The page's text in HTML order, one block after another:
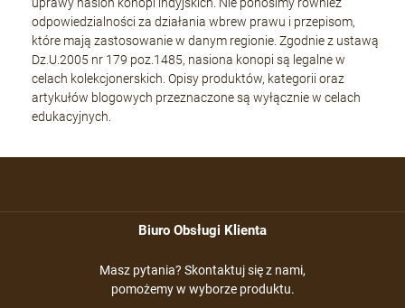
odpowiedzialności za działania wbrew prawu i przepisom,
które mają zastosowanie w danym regionie. Zgodnie z ustawą
Dz.U.2005 nr 179 poz.1485, nasiona konopi są legalne w
celach kolekcjonerskich. Opisy produktów, kategorii oraz
artykułów blogowych przeznaczone są wyłącznie w celach
edukacyjnych.
Biuro Obsługi Klienta
Masz pytania? Skontaktuj się z nami,
pomożemy w wyborze produktu.